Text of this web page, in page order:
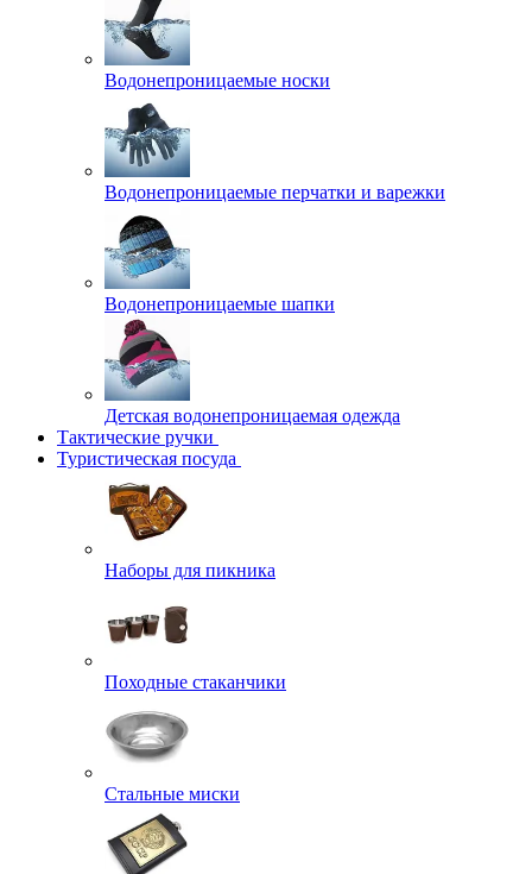
Водонепроницаемые носки
Водонепроницаемые перчатки и варежки
Водонепроницаемые шапки
Детская водонепроницаемая одежда
Тактические ручки
Туристическая посуда
Наборы для пикника
Походные стаканчики
Стальные миски